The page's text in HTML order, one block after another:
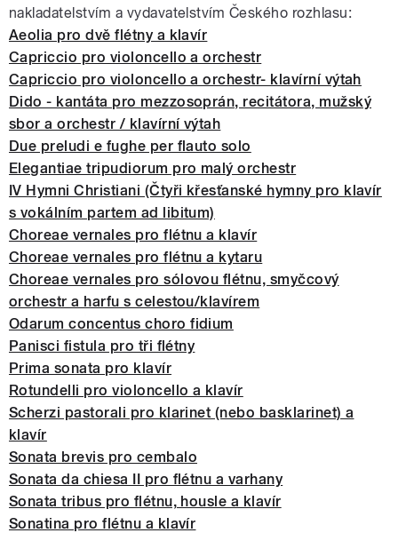
nakladatelstvím a vydavatelstvím Českého rozhlasu:
Aeolia pro dvě flétny a klavír
Capriccio pro violoncello a orchestr
Capriccio pro violoncello a orchestr- klavírní výtah
Dido - kantáta pro mezzosoprán, recitátora, mužský
sbor a orchestr / klavírní výtah
Due preludi e fughe per flauto solo
Elegantiae tripudiorum pro malý orchestr
IV Hymni Christiani (Čtyři křesťanské hymny pro klavír
s vokálním partem ad libitum)
Choreae vernales pro flétnu a klavír
Choreae vernales pro flétnu a kytaru
Choreae vernales pro sólovou flétnu, smyčcový
orchestr a harfu s celestou/klavírem
Odarum concentus choro fidium
Panisci fistula pro tři flétny
Prima sonata pro klavír
Rotundelli pro violoncello a klavír
Scherzi pastorali pro klarinet (nebo basklarinet) a
klavír
Sonata brevis pro cembalo
Sonata da chiesa II pro flétnu a varhany
Sonata tribus pro flétnu, housle a klavír
Sonatina pro flétnu a klavír